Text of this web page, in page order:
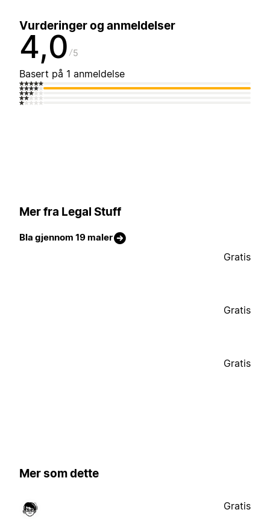
Vurderinger og anmeldelser
4,0 5
Basert på 1 anmeldelse
Mer fra Legal Stuff
Bla gjennom 19 maler
Gratis
Gratis
Gratis
Mer som dette
Gratis